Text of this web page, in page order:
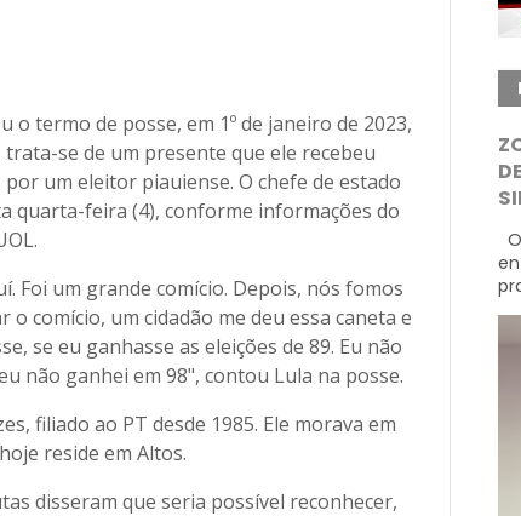
o termo de posse, em 1º de janeiro de 2023,
se de um presente que ele recebeu
um eleitor piauiense. O chefe de estado
quarta-feira (4), conforme informações do
Foi um grande comício. Depois, nós fomos
comício, um cidadão me deu essa caneta e
se eu ganhasse as eleições de 89. Eu não
não ganhei em 98", contou Lula na posse.
filiado ao PT desde 1985. Ele morava em
reside em Altos.
disseram que seria possível reconhecer,